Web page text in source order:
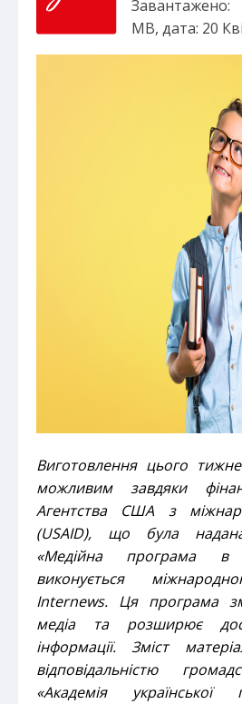
MB, дата: 20
Виготовлення цього
можливим завдяки
Агентства США з
(USAID), що була
«Медійна програма в
виконується
Internews. Ця програма
медіа та розширює
інформації. Зміст
відповідальністю
«Академія української